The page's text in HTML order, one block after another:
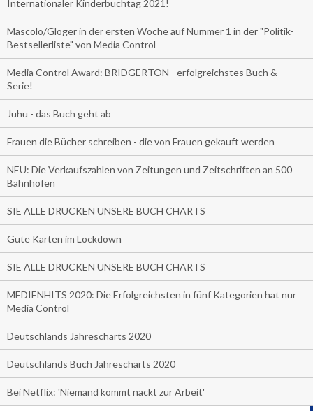
Internationaler Kinderbuchtag 2021!
Mascolo/Gloger in der ersten Woche auf Nummer 1 in der "Politik-
Bestsellerliste" von Media Control
Media Control Award: BRIDGERTON - erfolgreichstes Buch &
Serie!
Juhu - das Buch geht ab
Frauen die Bücher schreiben - die von Frauen gekauft werden
NEU: Die Verkaufszahlen von Zeitungen und Zeitschriften an 500
Bahnhöfen
SIE ALLE DRUCKEN UNSERE BUCH CHARTS
Gute Karten im Lockdown
SIE ALLE DRUCKEN UNSERE BUCH CHARTS
MEDIENHITS 2020: Die Erfolgreichsten in fünf Kategorien hat nur
Media Control
Deutschlands Jahrescharts 2020
Deutschlands Buch Jahrescharts 2020
Bei Netflix: 'Niemand kommt nackt zur Arbeit'